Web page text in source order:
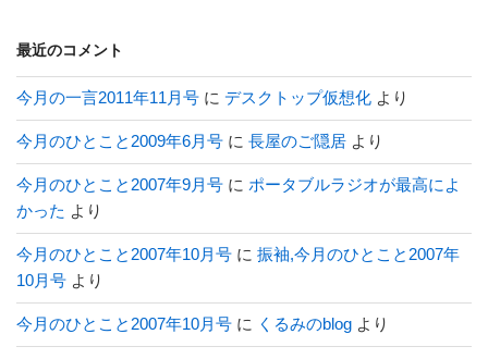
最近のコメント
今月の一言2011年11月号 に デスクトップ仮想化 より
今月のひとこと2009年6月号 に 長屋のご隠居 より
今月のひとこと2007年9月号 に ポータブルラジオが最高によ
かった より
今月のひとこと2007年10月号 に 振袖,今月のひとこと2007年
10月号 より
今月のひとこと2007年10月号 に くるみのblog より